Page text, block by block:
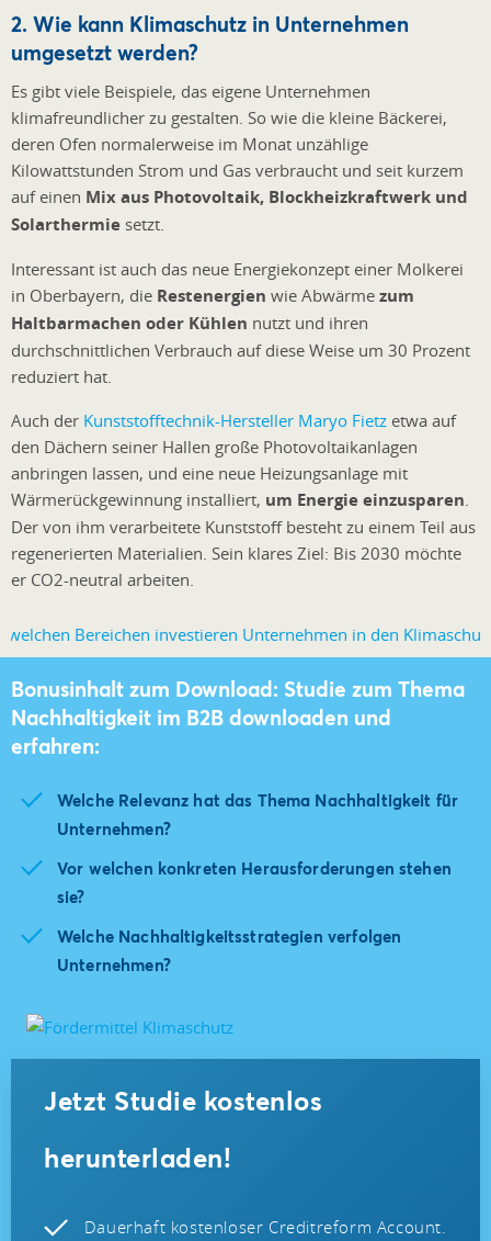
2. Wie kann Klimaschutz in Unternehmen
umgesetzt werden?
Es gibt viele Beispiele, das eigene Unternehmen
klimafreundlicher zu gestalten. So wie die kleine Bäckerei,
deren Ofen normalerweise im Monat unzählige
Kilowattstunden Strom und Gas verbraucht und seit kurzem
auf einen Mix aus Photovoltaik, Blockheizkraftwerk und
Solarthermie setzt.
Interessant ist auch das neue Energiekonzept einer Molkerei
in Oberbayern, die Restenergien wie Abwärme zum
Haltbarmachen oder Kühlen nutzt und ihren
durchschnittlichen Verbrauch auf diese Weise um 30 Prozent
reduziert hat.
Auch der Kunststofftechnik-Hersteller Maryo Fietz etwa auf
den Dächern seiner Hallen große Photovoltaikanlagen
anbringen lassen, und eine neue Heizungsanlage mit
Wärmerückgewinnung installiert, um Energie einzusparen.
Der von ihm verarbeitete Kunststoff besteht zu einem Teil aus
regenerierten Materialien. Sein klares Ziel: Bis 2030 möchte
er CO2-neutral arbeiten.
Bonusinhalt zum Download: Studie zum Thema
Nachhaltigkeit im B2B downloaden und
erfahren:
Welche Relevanz hat das Thema Nachhaltigkeit für
Unternehmen?
Vor welchen konkreten Herausforderungen stehen
sie?
Welche Nachhaltigkeitsstrategien verfolgen
Unternehmen?
Jetzt Studie kostenlos
herunterladen!
Dauerhaft kostenloser Creditreform Account.